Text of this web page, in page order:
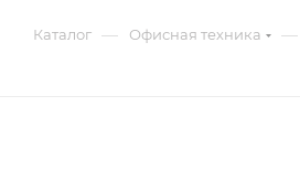
Каталог — Офисная техника —